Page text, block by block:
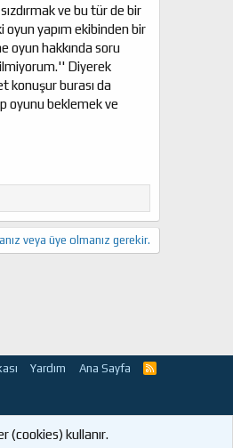
ve bu tür de bir
oyun yapım ekibinden bir
oyun hakkında soru
Diyerek
konuşur burası da
oyunu beklemek ve
veya üye olmanız gerekir.
Yardım Ana Sayfa
R
(cookies) kullanır.